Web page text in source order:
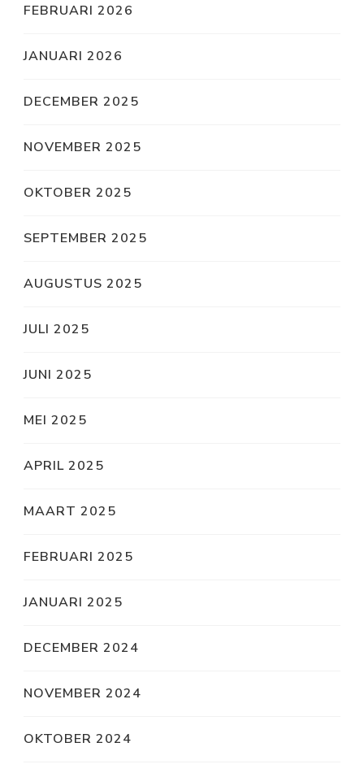
FEBRUARI 2026
JANUARI 2026
DECEMBER 2025
NOVEMBER 2025
OKTOBER 2025
SEPTEMBER 2025
AUGUSTUS 2025
JULI 2025
JUNI 2025
MEI 2025
APRIL 2025
MAART 2025
FEBRUARI 2025
JANUARI 2025
DECEMBER 2024
NOVEMBER 2024
OKTOBER 2024